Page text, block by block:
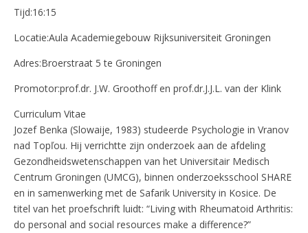
Tijd:16:15
Locatie:Aula Academiegebouw Rijksuniversiteit Groningen
Adres:Broerstraat 5 te Groningen
Promotor:prof.dr. J.W. Groothoff en prof.dr.J.J.L. van der Klink
Curriculum Vitae
Jozef Benka (Slowaije, 1983) studeerde Psychologie in Vranov
nad Topľou. Hij verrichtte zijn onderzoek aan de afdeling
Gezondheidswetenschappen van het Universitair Medisch
Centrum Groningen (UMCG), binnen onderzoeksschool SHARE
en in samenwerking met de Safarik University in Kosice. De
titel van het proefschrift luidt: “Living with Rheumatoid Arthritis:
do personal and social resources make a difference?”